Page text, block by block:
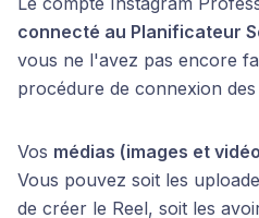
connecté au Planificateur
vous ne l'avez pas encore
procédure de connexion
Vos médias (images et
Vous pouvez soit les
de créer le Reel, soit les